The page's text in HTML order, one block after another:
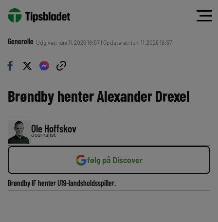
Generelle Udgivet: juni 11, 2026 18:57 | Opdateret: juni 11, 2026 18:57
Brøndby henter Alexander Drexel
Ole Hoffskov
Journalist
følg på Discover
Brøndby IF henter U19-landsholdsspiller.